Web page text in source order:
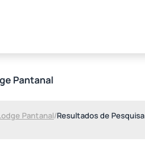
Pantanal
Pantanal/Resultados de Pesquisa